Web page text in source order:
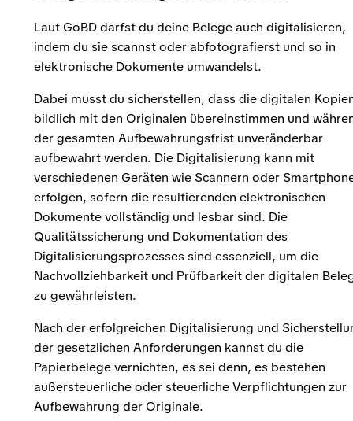
Laut GoBD darfst du deine Belege auch digitalisieren,
indem du sie scannst oder abfotografierst und so in
elektronische Dokumente umwandelst.
Dabei musst du sicherstellen, dass die digitalen
bildlich mit den Originalen übereinstimmen und
der gesamten Aufbewahrungsfrist unveränderbar
aufbewahrt werden. Die Digitalisierung kann mit
verschiedenen Geräten wie Scannern oder
erfolgen, sofern die resultierenden elektronischen
Dokumente vollständig und lesbar sind. Die
Qualitätssicherung und Dokumentation des
Digitalisierungsprozesses sind essenziell, um die
Nachvollziehbarkeit und Prüfbarkeit der digitalen
zu gewährleisten.
Nach der erfolgreichen Digitalisierung und
der gesetzlichen Anforderungen kannst du die
Papierbelege vernichten, es sei denn, es bestehen
außersteuerliche oder steuerliche Verpflichtungen zur
Aufbewahrung der Originale.